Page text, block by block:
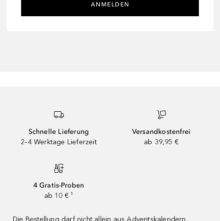
ANMELDEN
Schnelle Lieferung
2–4 Werktage Lieferzeit
Versandkostenfrei
ab 39,95 €
4 Gratis-Proben
ab 10 € ¹
Die Bestellung darf nicht allein aus Adventskalendern,